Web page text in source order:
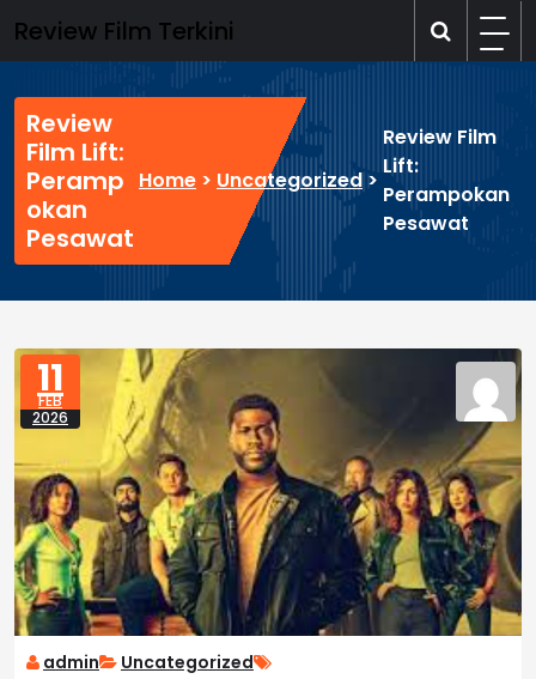
to
content
Review Film Terkini
Review
Film Lift:
Peramp
okan
Pesawat
Home > Uncategorized>
Review Film
Lift:
Perampokan
Pesawat
11
FEB
2026
admin Uncategorized